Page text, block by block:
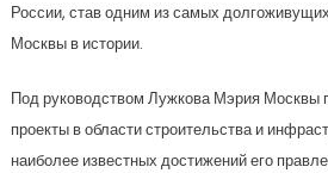
России, став одним из самых
Москвы в истории.
Под руководством Лужкова Мэрия Москвы
проекты в области строительства и
наиболее известных достижений его